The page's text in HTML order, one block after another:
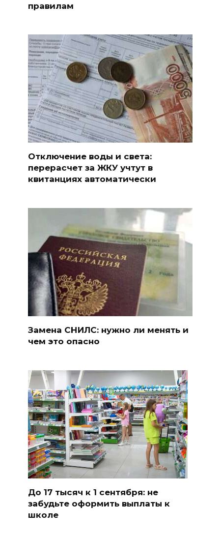
правилам
Отключение воды и света:
перерасчет за ЖКУ учтут в
квитанциях автоматически
Замена СНИЛС: нужно ли менять и
чем это опасно
До 17 тысяч к 1 сентября: не
забудьте оформить выплаты к
школе